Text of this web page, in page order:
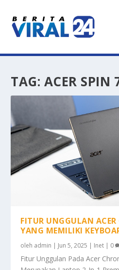
TAG: ACER SPIN
FITUR UNGGULAN
YANG MEMILIKI
oleh admin | Jun 5, 2025 | Inet | 0
Fitur Unggulan Pada Acer